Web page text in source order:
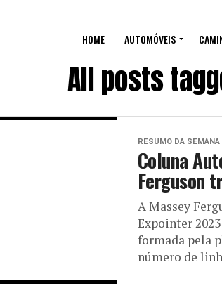
HOME AUTOMÓVEIS
All posts
RESUMO DA SEMANA
Coluna
Ferguson
A Massey
Expointer
formada pela
número de